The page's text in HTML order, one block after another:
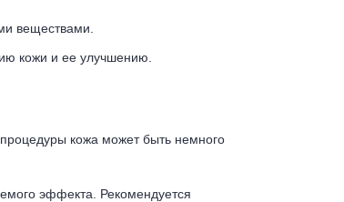
веществами.
кожи и ее улучшению.
кожа может быть немного
эффекта. Рекомендуется